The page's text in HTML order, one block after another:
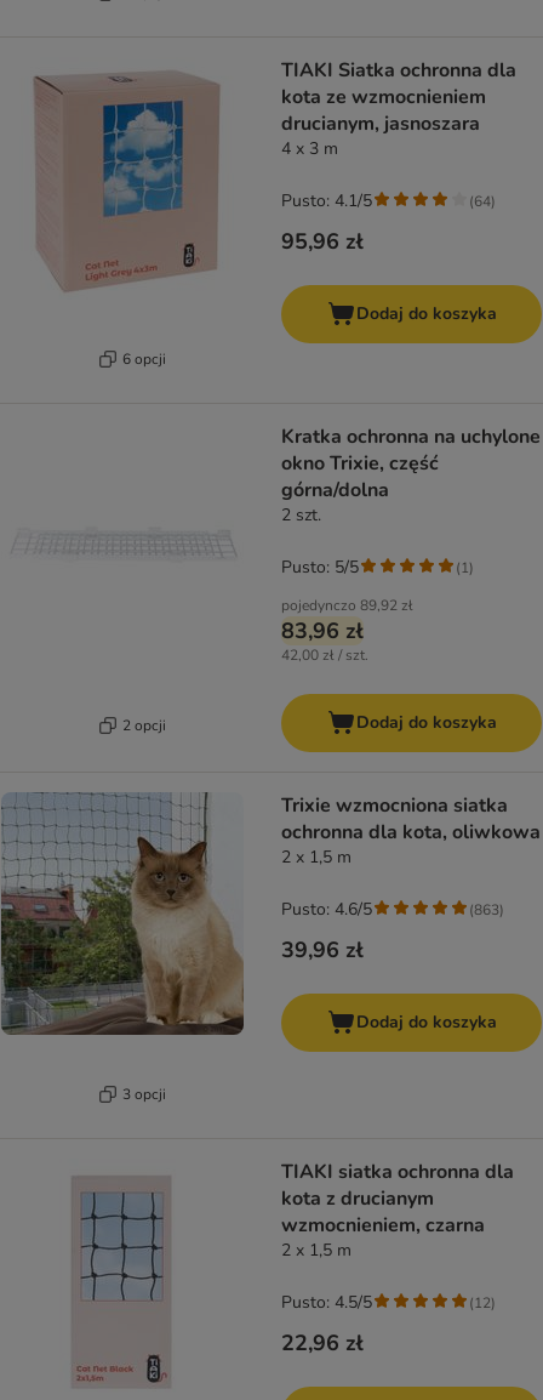
6 opcji
TIAKI Siatka ochronna dla
kota ze wzmocnieniem
drucianym, jasnoszara
4 x 3 m
95,96 zł
Pusto: 4.1/5 (64)
Dodaj do koszyka
2 opcji
Kratka ochronna na uchylone
okno Trixie, część
górna/dolna
2 szt.
pojedynczo 89,92 zł
83,96 zł
42,00 zł / szt.
Pusto: 5/5 (1)
Dodaj do koszyka
3 opcji
Trixie wzmocniona siatka
ochronna dla kota, oliwkowa
2 x 1,5 m
39,96 zł
Pusto: 4.6/5 (863)
Dodaj do koszyka
TIAKI siatka ochronna dla
kota z drucianym
wzmocnieniem, czarna
2 x 1,5 m
22,96 zł
Pusto: 4.5/5 (12)